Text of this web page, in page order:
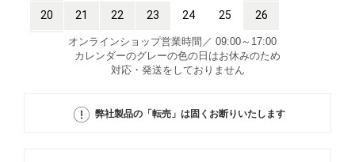
オンラインショップ営業時間／ 09:00～17:00
カレンダーのグレーの色の日はお休みのため
対応・発送をしておりません
弊社製品の「転売」は固くお断りいたします